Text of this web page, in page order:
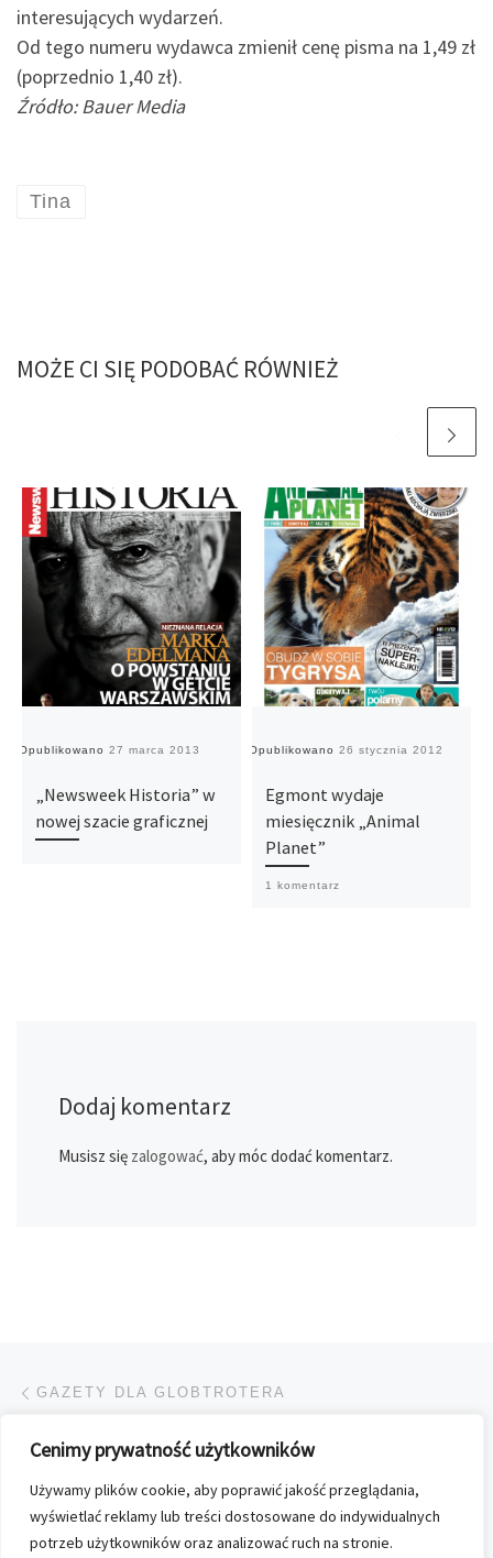
Cenimy prywatność użytkowników
Używamy plików cookie, aby poprawić jakość przeglądania,
wyświetlać reklamy lub treści dostosowane do indywidualnych
potrzeb użytkowników oraz analizować ruch na stronie.
interesujących wydarzeń.
Od tego numeru wydawca zmienił cenę pisma na 1,49 zł
(poprzednio 1,40 zł).
Źródło: Bauer Media
Tina
MOŻE CI SIĘ PODOBAĆ RÓWNIEŻ
Opublikowano 27 marca 2013
„Newsweek Historia” w
nowej szacie graficznej
Opublikowano 26 stycznia 2012
Egmont wydaje
miesięcznik „Animal
Planet”
1 komentarz
Dodaj komentarz
Musisz się zalogować, aby móc dodać komentarz.
Przeglądanie Wpisów
GAZETY DLA GLOBTROTERA
POWRÓT DO LISTY
DŁUGO OCZEKIWANY MAGAZYN „LEGO® STAR WARS™” JUŻ W POLSCE